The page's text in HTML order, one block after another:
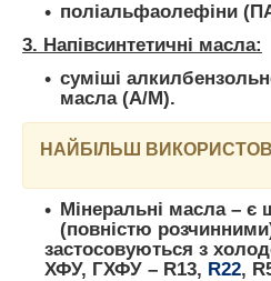
поліальфаолефіни
3. Напівсинтетичні масла:
суміші
масла (А/М).
НАЙБІЛЬШ
Мінеральні масла– є
(повністю
застосовуються з
ХФУ, ГХФУ – R13, R22,